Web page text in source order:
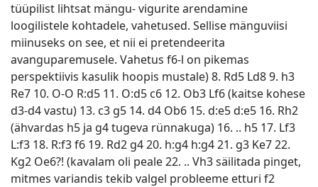
tüüpilist lihtsat mängu- vigurite arendamine
loogilistele kohtadele, vahetused. Sellise mänguviisi
miinuseks on see, et nii ei pretendeerita
avanguparemusele. Vahetus f6-l on pikemas
perspektiivis kasulik hoopis mustale) 8. Rd5 Ld8 9. h3
Re7 10. O-O R:d5 11. O:d5 c6 12. Ob3 Lf6 (kaitse kohese
d3-d4 vastu) 13. c3 g5 14. d4 Ob6 15. d:e5 d:e5 16. Rh2
(ähvardas h5 ja g4 tugeva rünnakuga) 16. .. h5 17. Lf3
L:f3 18. R:f3 f6 19. Rd2 g4 20. h:g4 h:g4 21. g3 Ke7 22.
Kg2 Oe6?! (kavalam oli peale 22. .. Vh3 säilitada pinget,
mitmes variandis tekib valgel probleeme etturi f2